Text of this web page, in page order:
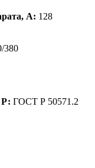
А: 128
380
Р: ГОСТ Р 50571.2